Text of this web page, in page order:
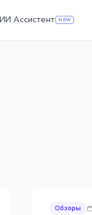
ИИ Ассистент NEW
Обзоры